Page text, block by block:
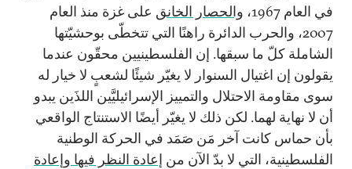
في العام 1967،
والحصار الخانق على غزة منذ العام
2007، والحرب الدائرة راهنًا التي تتخطّى بوحشيّتها
الشاملة كلّ ما سبقها. إن الفلسطينيين محقّون عندما
يقولون إن اغتيال السنوار لا يغيّر شيئًا لشعبٍ لا خيار له
سوى مقاومة الاحتلال والتمييز الإسرائيليَّين اللذَين يبدو
أن لا نهاية لهما. لكن ذلك لا يغيّر أيضًا الاستنتاج الواقعي
بأن حماس كانت آخر مَن صَمَد في الحركة الوطنية
الفلسطينية، التي لا بدّ الآن من إعادة النظر فيها وإعادة